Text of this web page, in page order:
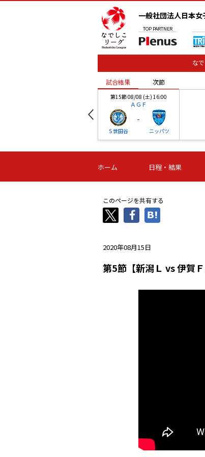
一般社団法人日本
TOP PARTNER
な
試合結果 次節
第15節 08/08 (土) 16:00
ＡＧＦ
Ｓ世田谷
-
ニッパツ
-
第16節 09/05 (土) 15:00
ニッパツ
ニッパツ
-
名古屋
第
試合結果 次節
ホーム 日程・結果
このページを共有する
2020年08月15日
第5節【新潟Ｌ vs 伊賀